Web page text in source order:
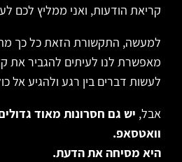
קריאת הודעות, ואני ממליץ לכם
למעשה, התקשורת הזאת כל כך
מאפשרת לנו לעיתים להגביר את
לעשות דברים בין רגע ולהגיע אל
אבל, יש גם חסרונות מאוד
וואטסאפ.
היא מסיחה את הדעת.